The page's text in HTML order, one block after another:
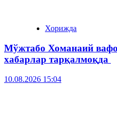
Хорижда
Мўжтабо Хоманаий
хабарлар тарқалмоқда
10.08.2026 15:04